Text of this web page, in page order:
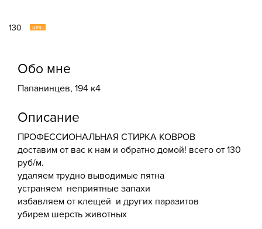
130 шт.
Обо мне
Папанинцев, 194 к4
Описание
ПРОФЕССИОНАЛЬНАЯ СТИРКА КОВРОВ
доставим от вас к нам и обратно домой! всего от 130
руб/м.
удаляем трудно выводимые пятна
устраняем неприятные запахи
избавляем от клещей и других паразитов
убирем шерсть животных